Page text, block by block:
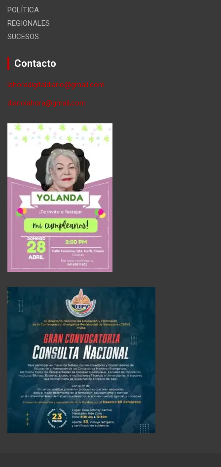
POLÍTICA
REGIONALES
SUCESOS
Contacto
lahoradigitaldiario@gmail.com
diariolahora@gmail,com